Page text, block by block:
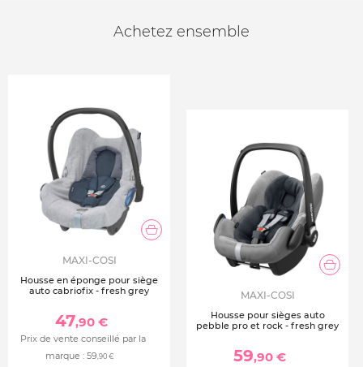
Achetez ensemble
MAXI-COSI
Housse en éponge pour siège
auto cabriofix - fresh grey
47,90 €
Prix de vente conseillé par la
marque : 59,90 €
MAXI-COSI
Housse pour sièges auto
pebble pro et rock - fresh grey
59,90 €